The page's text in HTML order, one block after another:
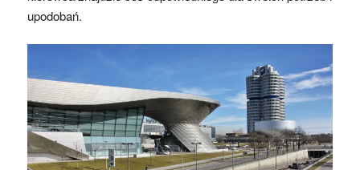
upodobań.